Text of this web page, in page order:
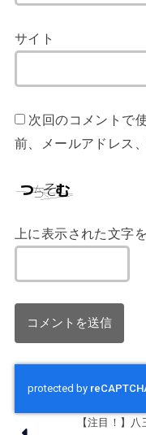
サイト
次回のコメントで
前、メールアドレス
上に表示された文字
【注目！】